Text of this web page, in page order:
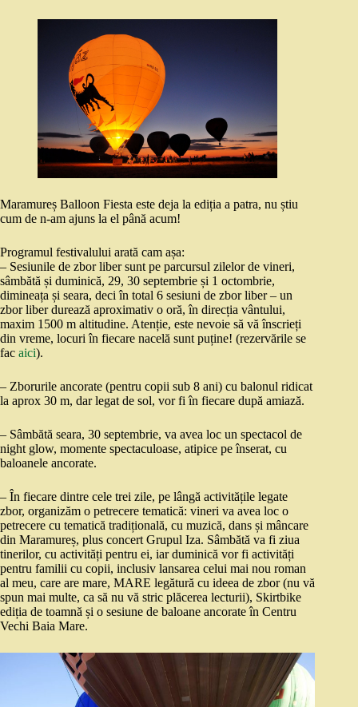
Maramureș Balloon Fiesta este deja la ediția a patra, nu știu
cum de n-am ajuns la el până acum!
Programul festivalului arată cam așa:
– Sesiunile de zbor liber sunt pe parcursul zilelor de vineri,
sâmbătă și duminică, 29, 30 septembrie și 1 octombrie,
dimineața și seara, deci în total 6 sesiuni de zbor liber – un
zbor liber durează aproximativ o oră, în direcția vântului,
maxim 1500 m altitudine. Atenție, este nevoie să vă înscrieți
din vreme, locuri în fiecare nacelă sunt puține! (rezervările se
fac aici).
– Zborurile ancorate (pentru copii sub 8 ani) cu balonul ridicat
la aprox 30 m, dar legat de sol, vor fi în fiecare după amiază.
– Sâmbătă seara, 30 septembrie, va avea loc un spectacol de
night glow, momente spectaculoase, atipice pe înserat, cu
baloanele ancorate.
– În fiecare dintre cele trei zile, pe lângă activitățile legate
zbor, organizăm o petrecere tematică: vineri va avea loc o
petrecere cu tematică tradițională, cu muzică, dans și mâncare
din Maramureș, plus concert Grupul Iza. Sâmbătă va fi ziua
tinerilor, cu activități pentru ei, iar duminică vor fi activități
pentru familii cu copii, inclusiv lansarea celui mai nou roman
al meu, care are mare, MARE legătură cu ideea de zbor (nu vă
spun mai multe, ca să nu vă stric plăcerea lecturii), Skirtbike
ediția de toamnă și o sesiune de baloane ancorate în Centru
Vechi Baia Mare.